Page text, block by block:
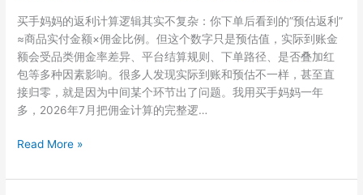
么
商
品？
邀
请
码
用
买手妈妈的返利计算逻辑其实不复杂：你下单后看到的”预估返利”
≈商品实付金额×佣金比例。但这个数字只是预估值，实际到账金
额会受品类佣金率差异、平台结算规则、下单路径、是否叠加红
包等多种因素影响。很多人发现实际到账和预估不一样，甚至直
接归零，就是因为中间某个环节出了问题。我用买手妈妈一年
多，2026年7月把佣金计算的完整逻…
买
妈
Read More »